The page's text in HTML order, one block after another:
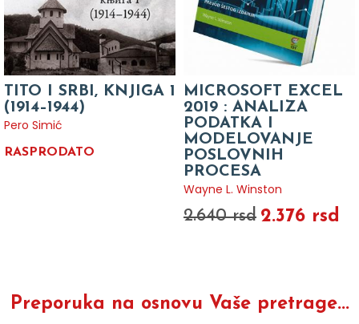
TITO I SRBI, KNJIGA 1
(1914–1944)
Pero Simić
RASPRODATO
MICROSOFT EXCEL
2019 : ANALIZA
PODATKA I
MODELOVANJE
POSLOVNIH
PROCESA
Wayne L. Winston
2.640 rsd 2.376 rsd
Preporuka na osnovu Vaše pretrage...